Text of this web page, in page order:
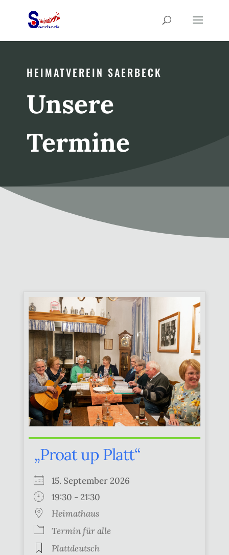
HEIMATVEREIN SAERBECK
Unsere
Termine
„Proat up Platt“
15. September 2026
19:30 - 21:30
Heimathaus
Termin für alle
Plattdeutsch